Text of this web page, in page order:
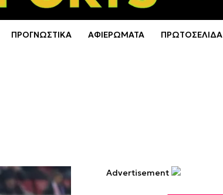
ΠΡΟΓΝΩΣΤΙΚΑ ΑΦΙΕΡΩΜΑΤΑ ΠΡΩΤΟΣΕΛΙΔΑ
Advertisement